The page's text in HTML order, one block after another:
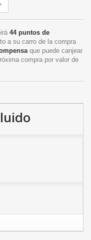
44puntos de
a su carro de la compra
que puede canjear
compra por valor de